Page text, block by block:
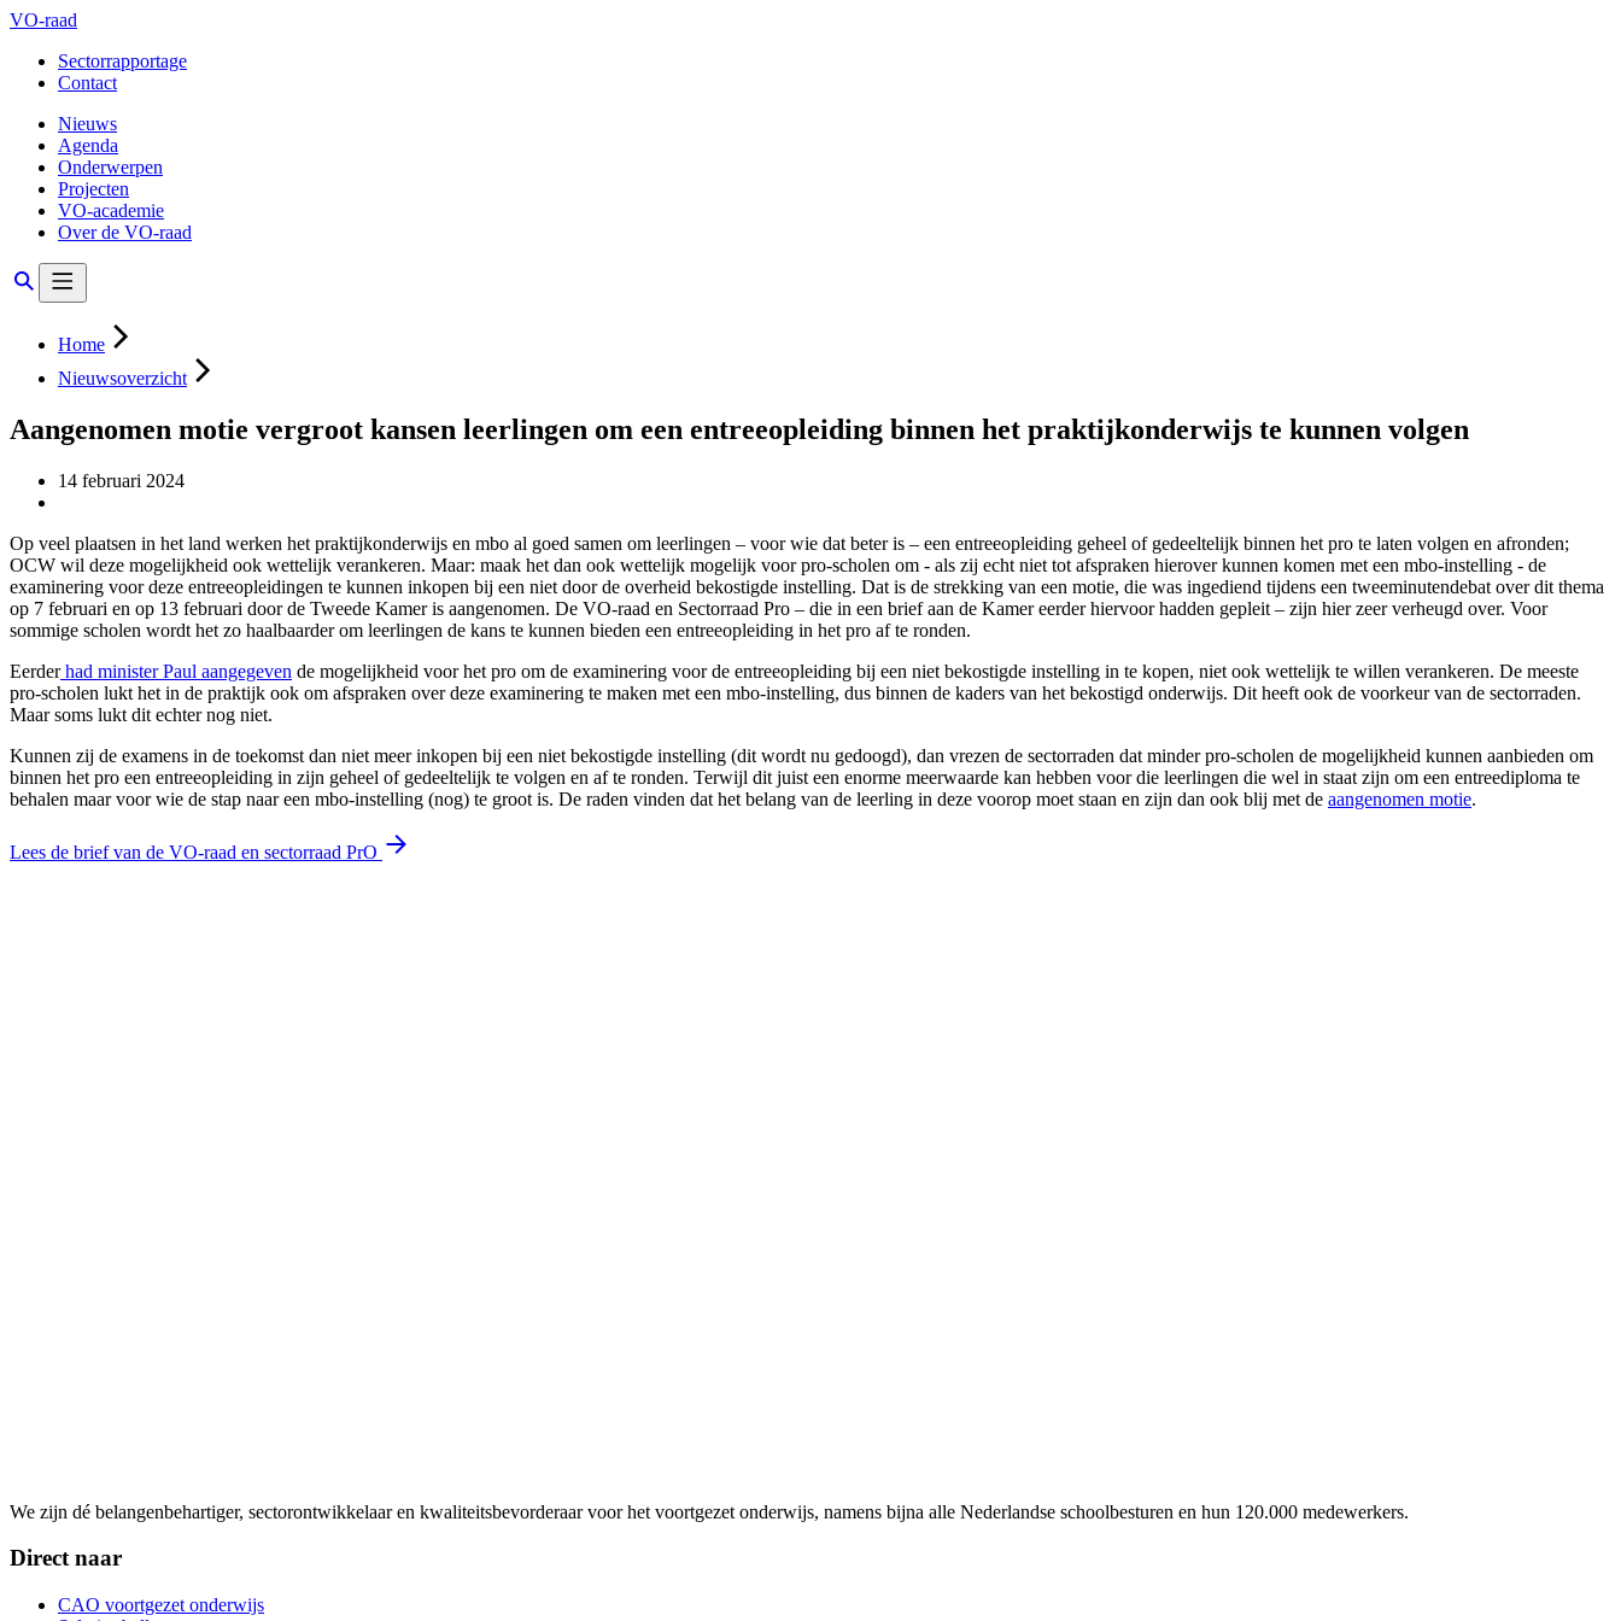
VO-raad
Sectorrapportage
Contact
Nieuws
Agenda
Onderwerpen
Projecten
VO-academie
Over de VO-raad
Home
Nieuwsoverzicht
Aangenomen motie vergroot kansen leerlingen om een entreeopleiding binnen het praktijkonderwijs te kunnen volgen
14 februari 2024
Op veel plaatsen in het land werken het praktijkonderwijs en mbo al goed samen om leerlingen – voor wie dat beter is – een entreeopleiding geheel of gedeeltelijk binnen het pro te laten volgen en afronden;
OCW wil deze mogelijkheid ook wettelijk verankeren. Maar: maak het dan ook wettelijk mogelijk voor pro-scholen om - als zij echt niet tot afspraken hierover kunnen komen met een mbo-instelling - de
examinering voor deze entreeopleidingen te kunnen inkopen bij een niet door de overheid bekostigde instelling. Dat is de strekking van een motie, die was ingediend tijdens een tweeminutendebat over dit thema
op 7 februari en op 13 februari door de Tweede Kamer is aangenomen. De VO-raad en Sectorraad Pro – die in een brief aan de Kamer eerder hiervoor hadden gepleit – zijn hier zeer verheugd over. Voor
sommige scholen wordt het zo haalbaarder om leerlingen de kans te kunnen bieden een entreeopleiding in het pro af te ronden.
Eerderhad minister Paul aangegeven de mogelijkheid voor het pro om de examinering voor de entreeopleiding bij een niet bekostigde instelling in te kopen, niet ook wettelijk te willen verankeren. De meeste
pro-scholen lukt het in de praktijk ook om afspraken over deze examinering te maken met een mbo-instelling, dus binnen de kaders van het bekostigd onderwijs. Dit heeft ook de voorkeur van de sectorraden.
Maar soms lukt dit echter nog niet.
Kunnen zij de examens in de toekomst dan niet meer inkopen bij een niet bekostigde instelling (dit wordt nu gedoogd), dan vrezen de sectorraden dat minder pro-scholen de mogelijkheid kunnen aanbieden om
binnen het pro een entreeopleiding in zijn geheel of gedeeltelijk te volgen en af te ronden. Terwijl dit juist een enorme meerwaarde kan hebben voor die leerlingen die wel in staat zijn om een entreediploma te
behalen maar voor wie de stap naar een mbo-instelling (nog) te groot is. De raden vinden dat het belang van de leerling in deze voorop moet staan en zijn dan ook blij met de aangenomen motie.
Lees de brief van de VO-raad en sectorraad PrO
We zijn dé belangenbehartiger, sectorontwikkelaar en kwaliteitsbevorderaar voor het voortgezet onderwijs, namens bijna alle Nederlandse schoolbesturen en hun 120.000 medewerkers.
Direct naar
CAO voortgezet onderwijs